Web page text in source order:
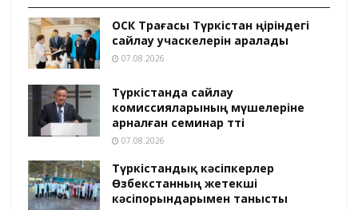
ОСК Төрағасы Түркістан өңіріндегі
сайлау учаскелерін аралады
07.08.2026
Түркістанда сайлау
комиссияларының мүшелеріне
арналған семинар өтті
07.08.2026
Түркістандық кәсіпкерлер
Өзбекстанның жетекші
кәсіпорындарымен танысты